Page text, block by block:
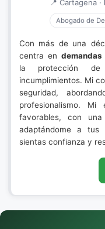
📍 Cartagena
Abogado de
Con más de una
centra en
la protección
incumplimientos. Mi
seguridad,
profesionalismo. Mi
favorables, con
adaptándome a tus
sientas confianza y